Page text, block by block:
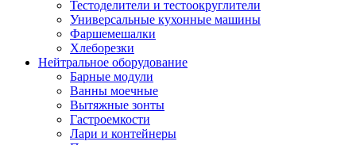
Тестоделители и тестоокруглители
Универсальные кухонные машины
Фаршемешалки
Хлеборезки
Нейтральное оборудование
Барные модули
Ванны моечные
Вытяжные зонты
Гастроемкости
Лари и контейнеры